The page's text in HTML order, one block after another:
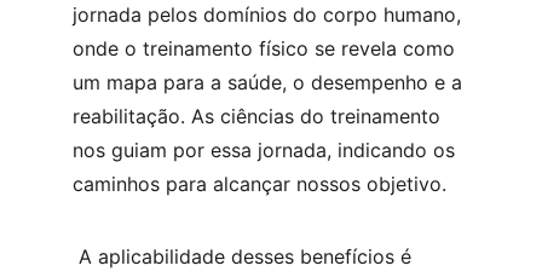
jornada pelos domínios do corpo humano,
onde o treinamento físico se revela como
um mapa para a saúde, o desempenho e a
reabilitação. As ciências do treinamento
nos guiam por essa jornada, indicando os
caminhos para alcançar nossos objetivo.